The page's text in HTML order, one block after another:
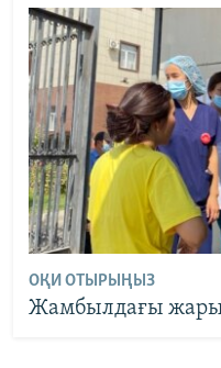
ОҚИ ОТЫРЫҢЫЗ
Жамбылдағы